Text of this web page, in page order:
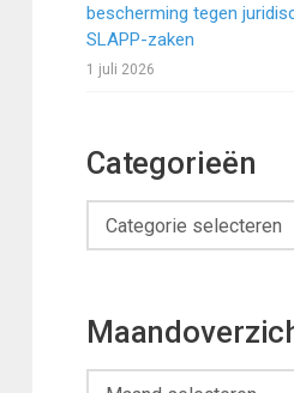
bescherming tegen
SLAPP-zaken
1 juli 2026
Categorieën
Categorieën
Maandoverzicht